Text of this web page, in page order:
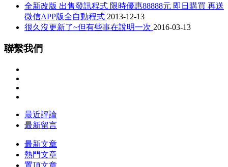
全新改版 出售發訊程式 限時優惠88888元 即日購買 再送
微信APP版全自動程式 2013-12-13
很久沒更新了~但有些事在說明一次 2016-03-13
聯繫我們
最近評論
最新留言
最新文章
熱門文章
置頂文章